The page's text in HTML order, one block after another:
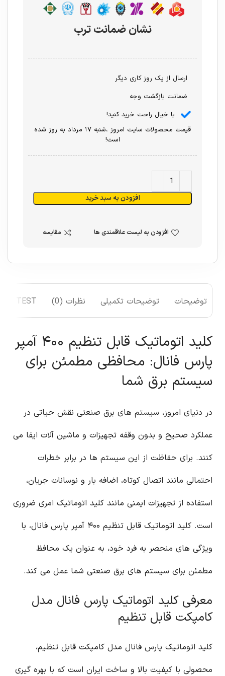
نشان ضمانت ترب
ارسال از یک روز کاری دیگر
ضمانت بازگشت وجه
با خیال راحت خرید کنید!
قیمت محصولات سایت امروز ،شنبه ۱۷ مرداد به روز شده
است!
افزودن به سبد خرید
افزودن به لیست علاقمندی ها مقایسه
توضیحات توضیحات تکمیلی نظرات (0) TEST
کلید اتوماتیک قابل تنظیم ۴۰۰ آمپر
پارس فانال: محافظی مطمئن برای
سیستم برق شما
در دنیای امروز، سیستم های برق صنعتی نقش حیاتی در
عملکرد صحیح و بدون وقفه تجهیزات و ماشین آلات ایفا می
کنند. برای حفاظت از این سیستم ها در برابر خطرات
احتمالی مانند اتصال کوتاه، اضافه بار و نوسانات جریان،
استفاده از تجهیزات ایمنی مانند کلید اتوماتیک امری ضروری
است. کلید اتوماتیک قابل تنظیم ۴۰۰ آمپر پارس فانال، با
ویژگی های منحصر به فرد خود، به عنوان یک محافظ
مطمئن برای سیستم های برق صنعتی شما عمل می کند.
معرفی کلید اتوماتیک پارس فانال مدل
کامپکت قابل تنظیم
کلید اتوماتیک پارس فانال مدل کامپکت قابل تنظیم،
محصولی با کیفیت بالا و ساخت ایران است که با بهره گیری